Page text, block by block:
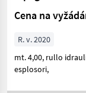
Cena na
R. v. 2020
mt. 4,00, rullo
esplosori,